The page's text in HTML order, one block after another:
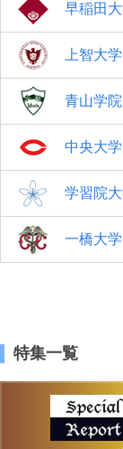
早稲田
上智大
青山学
中央大
学習院
一橋大
特集一覧